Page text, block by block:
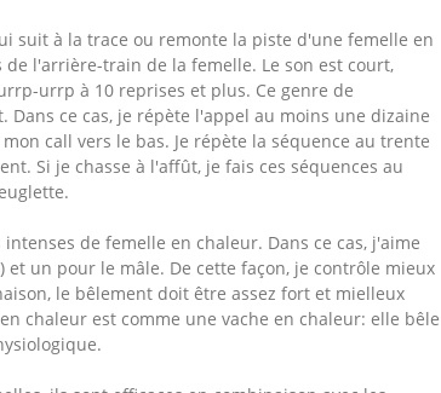
suit à la trace ou remonte la piste d'une femelle en
l'arrière-train de la femelle. Le son est court,
urrp à 10 reprises et plus. Ce genre de
ce cas, je répète l'appel au moins une dizaine
call vers le bas. Je répète la séquence au trente
Si je chasse à l'affût, je fais ces séquences au
de femelle en chaleur. Dans ce cas, j'aime
un pour le mâle. De cette façon, je contrôle mieux
le bêlement doit être assez fort et mielleux
chaleur est comme une vache en chaleur: elle bêle